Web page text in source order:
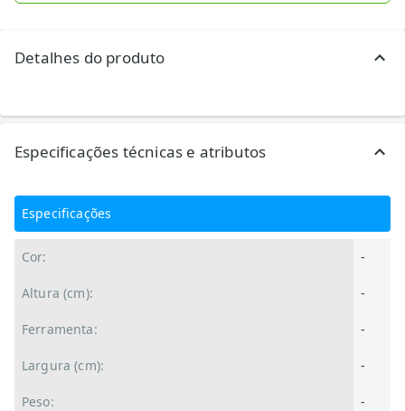
Detalhes do produto
Especificações técnicas e atributos
Especificações
Cor: -
Altura (cm): -
Ferramenta: -
Largura (cm): -
Peso: -